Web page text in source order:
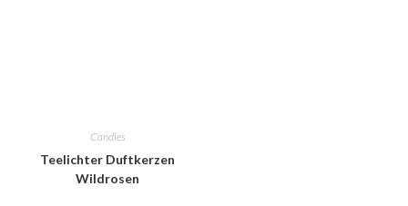
Candles
Teelichter Duftkerzen
Wildrosen